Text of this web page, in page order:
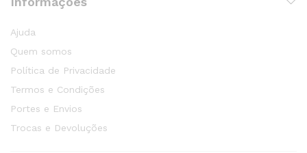
Ajuda
Quem somos
Política de Privacidade
Termos e Condições
Portes e Envios
Trocas e Devoluções